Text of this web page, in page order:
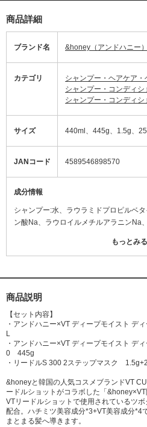
商品詳細
ブランド名 &honey（アンドハニー）
カテゴリ
シャンプー・ヘアケア
シャンプー・コンディシ
シャンプー・コンディシ
サイズ 440ml、445g、1.5g、
JANコード 4589546898570
成分情報
シャンプー:水、ラウラミドプロピルベ
ン酸Na、ラウロイルメチルアラニンNa
タンパク、グルコノバクター/ハチミツ
ルゼリーエキス、アルガニアスピノサ
シ油アルキルグルコシド、アラビアゴム
ア脂グリセレス-8エステルズ、塩化Na
ントール、BG、フェノキシエタノール
もっとみる
商品説明
【セット内容】
・アンドハニー×VT ディープモイスト
L
・アンドハニー×VT ディープモイスト デ
0 445g
・リードルS 300 2ステップマスク
&honeyと韓国の人気コスメブランドVT
ードルショットがコラボした「&honey×VT
VTリードルショットで使用されているツ
配合。ハチミツ美容成分*3+VT美容成分*4
まとまる髪へ導きます。